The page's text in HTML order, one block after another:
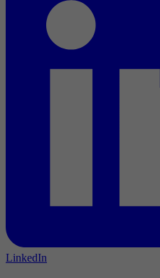
LinkedIn